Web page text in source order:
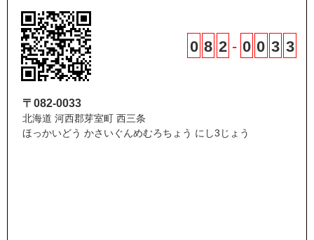
0 8 2 - 0 0 3 3
〒082-0033
北海道 河西郡芽室町 西三条
ほっかいどう かさいぐんめむろちょう にし3じょう